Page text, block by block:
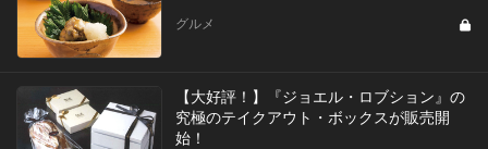
グルメ
【大好評！】『ジョエル・ロブション』の
究極のテイクアウト・ボックスが販売開
始！